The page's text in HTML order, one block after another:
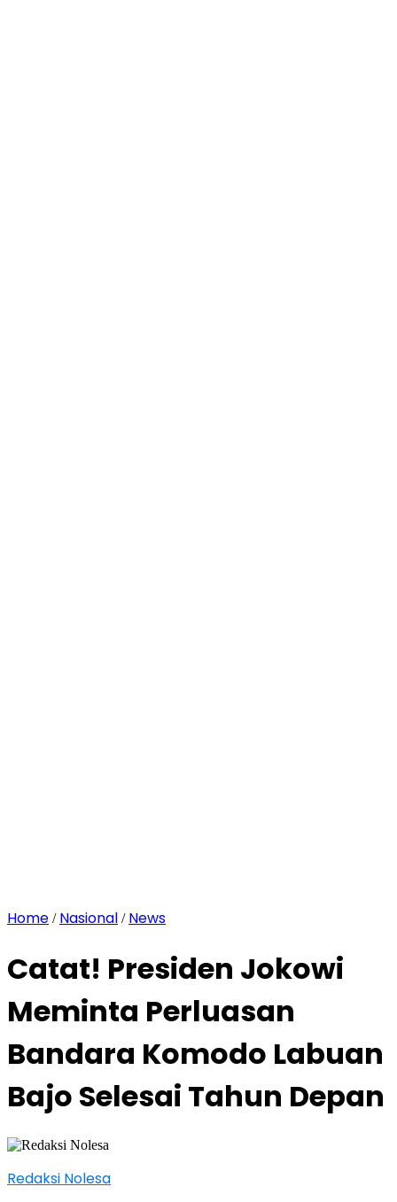
Home / Nasional / News
Catat! Presiden Jokowi
Meminta Perluasan
Bandara Komodo Labuan
Bajo Selesai Tahun Depan
Redaksi Nolesa